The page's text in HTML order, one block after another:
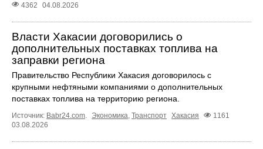
4362
04.08.2026
Власти Хакасии договорились о
дополнительных поставках топлива на
заправки региона
Правительство Республики Хакасия договорилось с
крупными нефтяными компаниями о дополнительных
поставках топлива на территорию региона.
Источник: Babr24.com Экономика Транспорт Хакасия
1161
03.08.2026